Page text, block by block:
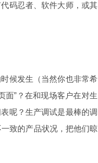
码忍者、软件大师，或其
候发生（当然你也非常希
面”？在和现场客户在对生
呢？生产调试是最棒的调
致的产品状况，把他们晾